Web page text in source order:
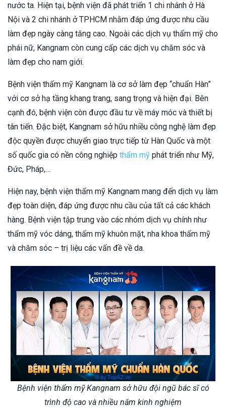
nước ta. Hiện tại, bệnh viện đã phát triển 1 chi nhánh ở Hà
Nội và 2 chi nhánh ở TPHCM nhằm đáp ứng được nhu cầu
làm đẹp ngày càng tăng cao. Ngoài các dịch vụ thẩm mỹ cho
phái nữ, Kangnam còn cung cấp các dịch vụ chăm sóc và
làm đẹp cho nam giới.
Bệnh viện thẩm mỹ Kangnam là cơ sở làm đẹp “chuẩn Hàn”
với cơ sở hạ tầng khang trang, sang trọng và hiện đại. Bên
cạnh đó, bệnh viện còn được đầu tư về máy móc và thiết bị
tân tiến. Đặc biệt, Kangnam sở hữu nhiều công nghệ làm đẹp
độc quyền được chuyển giao trực tiếp từ Hàn Quốc và một
số quốc gia có nền công nghiệp thẩm mỹ phát triển như Mỹ,
Đức, Pháp,…
Hiện nay, bệnh viện thẩm mỹ Kangnam mang đến dịch vụ làm
đẹp toàn diện, đáp ứng được nhu cầu của tất cả các khách
hàng. Bệnh viện tập trung vào các nhóm dịch vụ chính như
thẩm mỹ vóc dáng, thẩm mỹ khuôn mặt, nha khoa thẩm mỹ
và chăm sóc – trị liệu các vấn đề về da.
Bệnh viện thẩm mỹ Kangnam sở hữu đội ngũ bác sĩ có
trình độ cao và nhiều năm kinh nghiệm